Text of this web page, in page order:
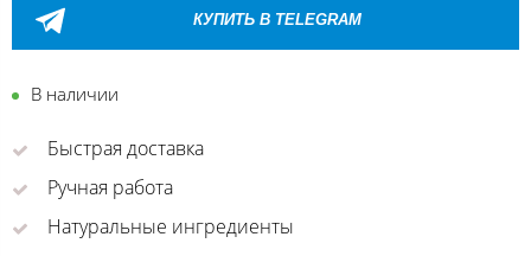
КУПИТЬ В TELEGRAM
В наличии
Быстрая доставка
Ручная работа
Натуральные ингредиенты